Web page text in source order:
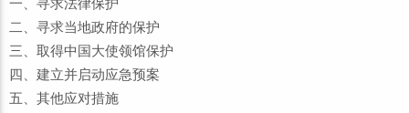
一、寻求法律保护
二、寻求当地政府的保护
三、取得中国大使领馆保护
四、建立并启动应急预案
五、其他应对措施